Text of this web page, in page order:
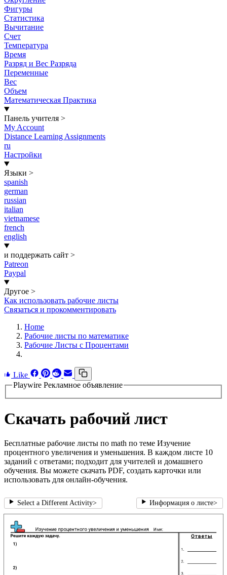
Фигуры
Статистика
Вычитание
Счет
Температура
Время
Разряд и Вес Разряда
Переменные
Вес
Объем
Математическая Практика
Панель учителя >
My Account
Distance Learning Assignments
ru
Настройки
Языки >
spanish
german
russian
italian
vietnamese
french
english
и поддержать сайт >
Patreon
Paypal
Другое >
Как использовать рабочие листы
Связаться и прокомментировать
Home
Рабочие листы по математике
Рабочие Листы с Процентами
Like
Playwire Рекламное объявление
Скачать рабочий лист
Бесплатные рабочие листы по math по теме Изучение
процентного увеличения и уменьшения. В каждом листе 10
заданий с ответами; подходит для учителей и домашнего
обучения. Вы можете скачать PDF, создать карточки или
использовать для онлайн-обучения.
Select a Different Activity> Информация о листе>